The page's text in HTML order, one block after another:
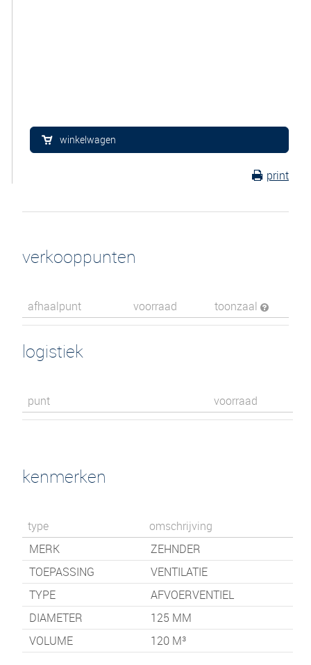
winkelwagen
print
verkooppunten
afhaalpunt voorraad toonzaal
logistiek
punt voorraad
kenmerken
type
omschrijving
MERK
ZEHNDER
TOEPASSING
VENTILATIE
TYPE
AFVOERVENTIEL
DIAMETER
125 MM
VOLUME
120 M³